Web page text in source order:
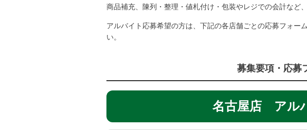
商品補充、陳列・整理・値札付け・包装やレジでの会計など
アルバイト応募希望の方は、下記の各店舗ごとの応募フォー
い。
募集要項・応募
名古屋店 アル